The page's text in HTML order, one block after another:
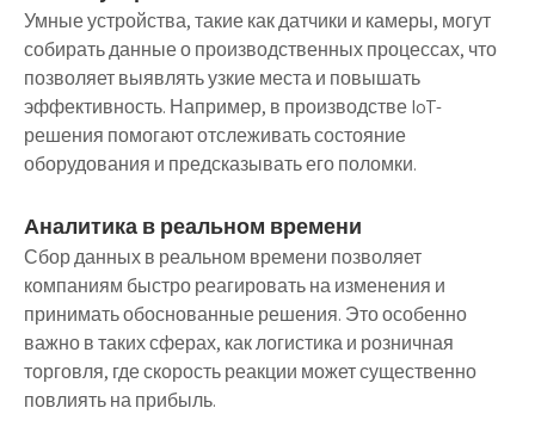
Умные устройства, такие как датчики и камеры, могут
собирать данные о производственных процессах, что
позволяет выявлять узкие места и повышать
эффективность. Например, в производстве IoT-
решения помогают отслеживать состояние
оборудования и предсказывать его поломки.
Аналитика в реальном времени
Сбор данных в реальном времени позволяет
компаниям быстро реагировать на изменения и
принимать обоснованные решения. Это особенно
важно в таких сферах, как логистика и розничная
торговля, где скорость реакции может существенно
повлиять на прибыль.